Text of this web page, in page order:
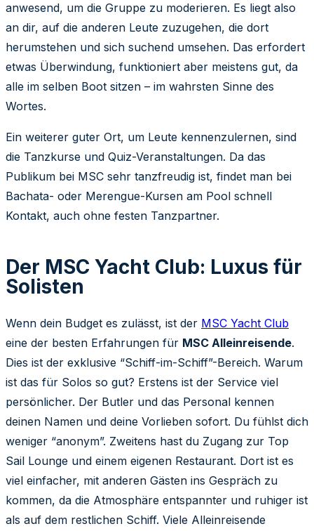
anwesend, um die Gruppe zu moderieren. Es liegt also
an dir, auf die anderen Leute zuzugehen, die dort
herumstehen und sich suchend umsehen. Das erfordert
etwas Überwindung, funktioniert aber meistens gut, da
alle im selben Boot sitzen – im wahrsten Sinne des
Wortes.
Ein weiterer guter Ort, um Leute kennenzulernen, sind
die Tanzkurse und Quiz-Veranstaltungen. Da das
Publikum bei MSC sehr tanzfreudig ist, findet man bei
Bachata- oder Merengue-Kursen am Pool schnell
Kontakt, auch ohne festen Tanzpartner.
Der MSC Yacht Club: Luxus für
Solisten
Wenn dein Budget es zulässt, ist der MSC Yacht Club
eine der besten Erfahrungen für MSC Alleinreisende.
Dies ist der exklusive “Schiff-im-Schiff”-Bereich. Warum
ist das für Solos so gut? Erstens ist der Service viel
persönlicher. Der Butler und das Personal kennen
deinen Namen und deine Vorlieben sofort. Du fühlst dich
weniger “anonym”. Zweitens hast du Zugang zur Top
Sail Lounge und einem eigenen Restaurant. Dort ist es
viel einfacher, mit anderen Gästen ins Gespräch zu
kommen, da die Atmosphäre entspannter und ruhiger ist
als auf dem restlichen Schiff. Viele Alleinreisende